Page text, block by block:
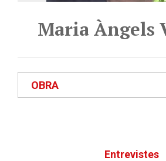
Maria Àngels
OBRA
Entrevistes